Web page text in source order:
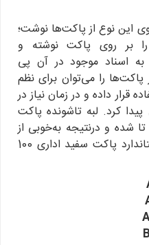
این نوع از پاکت‌ها نوشت؛
بر روی پاکت نوشته و
به اسناد موجود در آن پی
را می‌توان برای نظم
قرار داده و در زمان نیاز در
کرد. لبه تاشونده پاکت
تا شده و درنتیجه به‌خوبی از
اسناد مراقبت کند. سایزهای استاندارد پاکت سفید اداری 100